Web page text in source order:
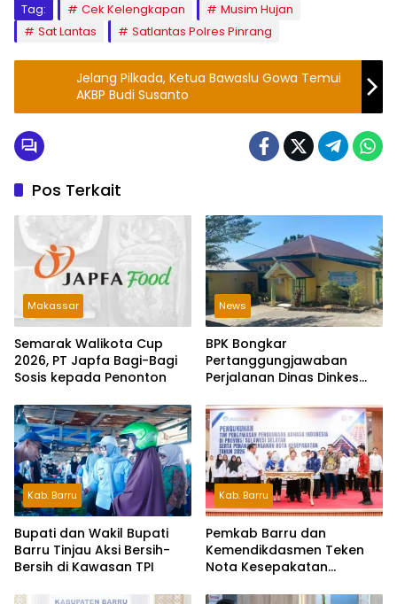
Tag: Cek Kelengkapan
Musim Hujan
Sat Lantas
Satlantas Polres Pinrang
Jelang Pilkada, Ketua Bawaslu Gowa Temui
AKBP Budi Susanto
Pos Terkait
Makassar
Semarak Walikota Cup
2026, PT Japfa Bagi-Bagi
Sosis kepada Penonton
News
BPK Bongkar
Pertanggungjawaban
Perjalanan Dinas Dinkes
Tanpa Bukti Pengeluaran
Riil
Kab. Barru
Bupati dan Wakil Bupati
Barru Tinjau Aksi Bersih-
Bersih di Kawasan TPI
Kab. Barru
Pemkab Barru dan
Kemendikdasmen Teken
Nota Kesepakatan
Indonesia dan Bahasa